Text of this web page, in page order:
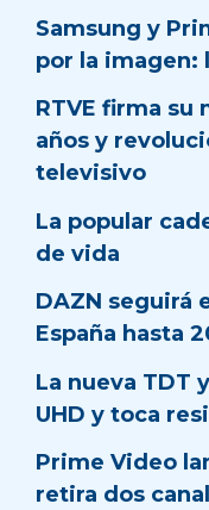
Samsung y
por la imagen:
RTVE firma su
años y
televisivo
La popular
de vida
DAZN seguirá
España hasta
La nueva TDT
UHD y toca
Prime Video
retira dos